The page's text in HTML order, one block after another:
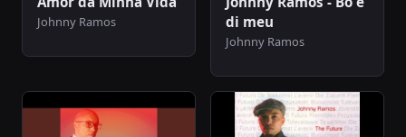
Johnny Ramos
di meu
Johnny Ramos